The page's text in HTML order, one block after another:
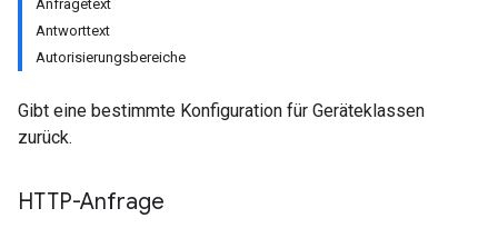
Anfragetext
Antworttext
Autorisierungsbereiche
Gibt eine bestimmte Konfiguration für Geräteklassen
zurück.
HTTP-Anfrage